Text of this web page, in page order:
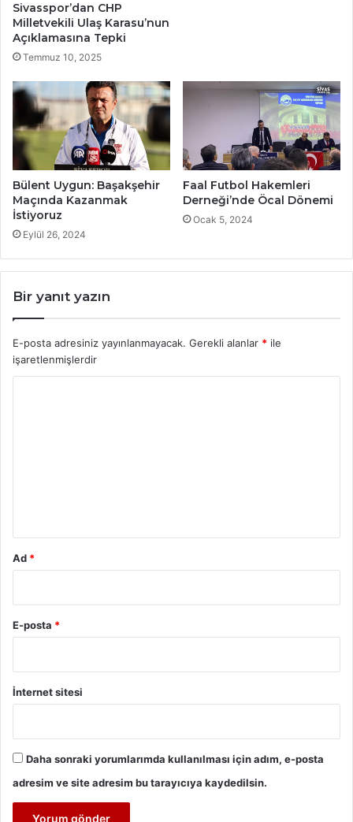
Sivasspor’dan CHP
Milletvekili Ulaş Karasu’nun
Açıklamasına Tepki
Temmuz 10, 2025
Bülent Uygun: Başakşehir
Maçında Kazanmak
İstiyoruz
Eylül 26, 2024
Faal Futbol Hakemleri
Derneği’nde Öcal Dönemi
Ocak 5, 2024
Bir yanıt yazın
E-posta adresiniz yayınlanmayacak. Gerekli alanlar * ile
işaretlenmişlerdir
Ad *
E-posta *
İnternet sitesi
Daha sonraki yorumlarımda kullanılması için adım, e-posta
adresim ve site adresim bu tarayıcıya kaydedilsin.